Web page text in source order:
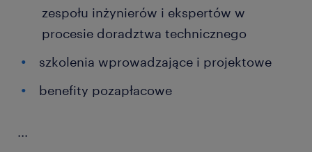
zespołu inżynierów i ekspertów w
procesie doradztwa technicznego
szkolenia wprowadzające i projektowe
benefity pozapłacowe
...